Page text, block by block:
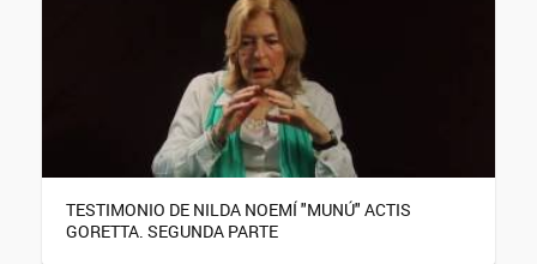
TESTIMONIO DE NILDA NOEMÍ "MUNÚ" ACTIS
GORETTA. SEGUNDA PARTE